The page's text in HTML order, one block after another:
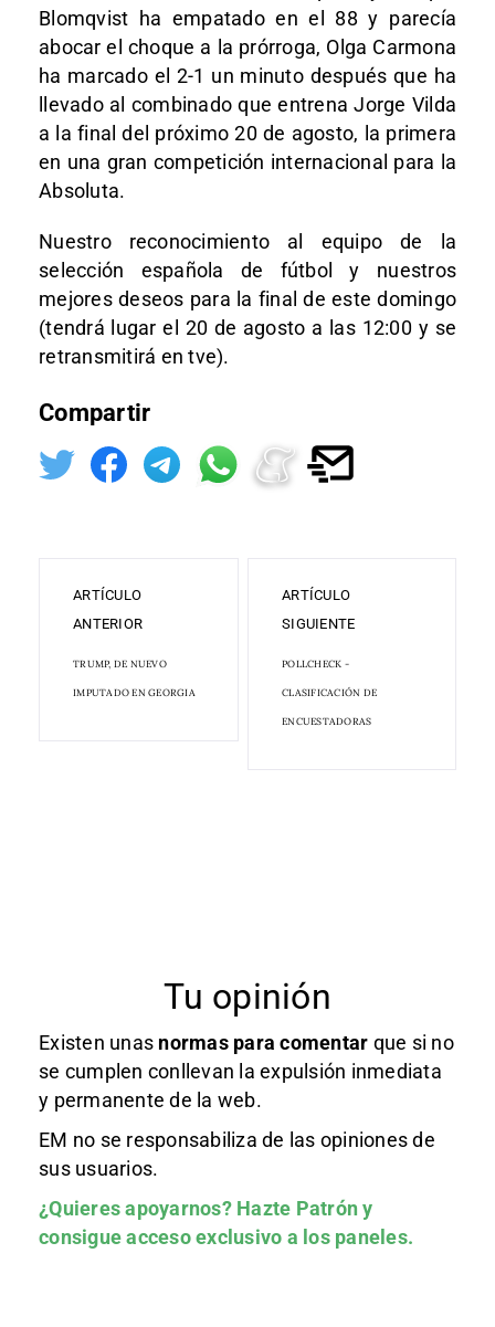
Blomqvist ha empatado en el 88 y parecía
abocar el choque a la prórroga, Olga Carmona
ha marcado el 2-1 un minuto después que ha
llevado al combinado que entrena Jorge Vilda
a la final del próximo 20 de agosto, la primera
en una gran competición internacional para la
Absoluta.
Nuestro reconocimiento al equipo de la
selección española de fútbol y nuestros
mejores deseos para la final de este domingo
(tendrá lugar el 20 de agosto a las 12:00 y se
retransmitirá en tve).
Compartir
ARTÍCULO
ANTERIOR
TRUMP, DE NUEVO
IMPUTADO EN GEORGIA
ARTÍCULO
SIGUIENTE
POLLCHECK -
CLASIFICACIÓN DE
ENCUESTADORAS
Tu opinión
Existen unas normas para comentar que si no
se cumplen conllevan la expulsión inmediata
y permanente de la web.
EM no se responsabiliza de las opiniones de
sus usuarios.
¿Quieres apoyarnos? Hazte Patróny
consigue acceso exclusivo a los paneles.